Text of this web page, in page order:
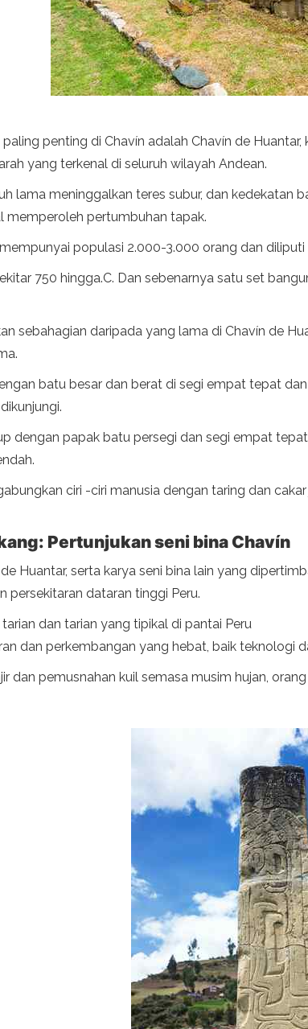
penting di Chavín adalah Chavín de
yang terkenal di seluruh wilayah Andean.
lama meninggalkan teres subur, dan kedekatan
memperoleh pertumbuhan tapak.
populasi 2.000-3.000 orang dan diliputi
750 hingga.C. Dan sebenarnya satu set
sebahagian daripada yang lama di Chavín de
batu besar dan berat di segi empat tepat
dengan papak batu persegi dan segi empat
ciri -ciri manusia dengan taring dan
Pertunjukan seni bina Chavín
Huantar, serta karya seni bina lain yang
persekitaran dataran tinggi Peru.
dan tarian yang tipikal di pantai Peru
dan perkembangan yang hebat, baik teknologi
dan pemusnahan kuil semasa musim hujan,